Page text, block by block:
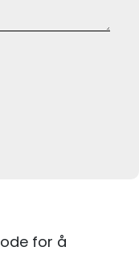
for å